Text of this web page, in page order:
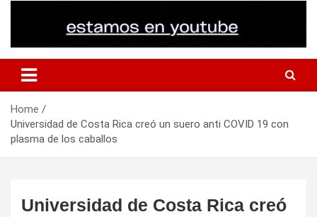
Home
Universidad de Costa Rica creó un suero anti COVID 19 con
plasma de los caballos
Universidad de Costa Rica creó